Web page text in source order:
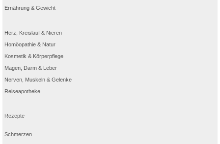
Ernährung & Gewicht
Herz, Kreislauf & Nieren
Homöopathie & Natur
Kosmetik & Körperpflege
Magen, Darm & Leber
Nerven, Muskeln & Gelenke
Reiseapotheke
Rezepte
Schmerzen